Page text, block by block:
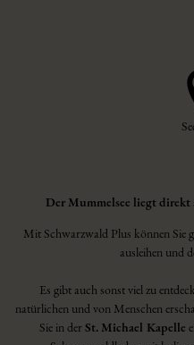
Der Mummelsee liegt direkt
Mit Schwarzwald Plus können Sie
ausleihen und
Es gibt auch sonst viel zu
natürlichen und von Menschen
Sie in derSt. Michael Kapelle